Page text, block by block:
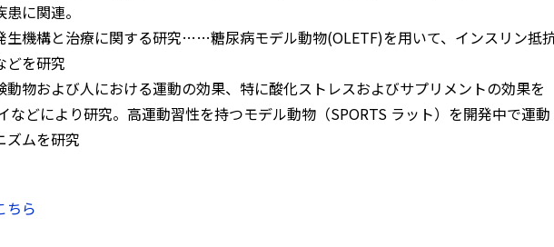
に関連。
生機構と治療に関する研究……糖尿病モデル動物(OLETF)を用いて、インスリン抵
どを研究
物および人における運動の効果、特に酸化ストレスおよびサプリメントの効果を
などにより研究。高運動習性を持つモデル動物（SPORTS ラット）を開発中で運動
ズムを研究
ちら